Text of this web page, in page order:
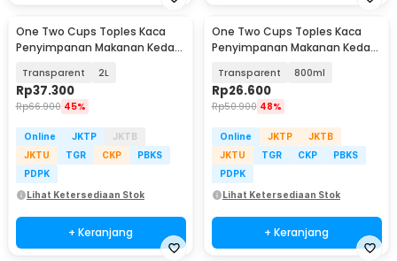
One Two Cups Toples Kaca
Penyimpanan Makanan Kedap
Transparent 2L
Rp37.300
Rp66.900 45%
Online JKTP
JKTB
JKTU
TGR CKP
PBKS
PDPK
Lihat Ketersediaan Stok
+ Keranjang
One Two Cups Toples Kaca
Penyimpanan Makanan Kedap
Transparent 800ml
Rp26.600
Rp50.900 48%
Online JKTP
JKTB
JKTU
TGR CKP
PBKS
PDPK
Lihat Ketersediaan Stok
+ Keranjang